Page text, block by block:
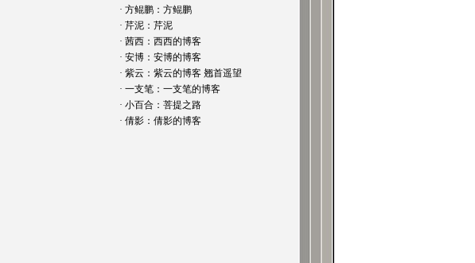
· 方鲲鹏：方鲲鹏
· 芹泥：芹泥
· 茜西：西西的博客
· 安博：安博的博客
· 紫云：紫云的博客 翘首遥望
· 一支笔：一支笔的博客
· 小百合：菩提之路
· 倩影：倩影的博客